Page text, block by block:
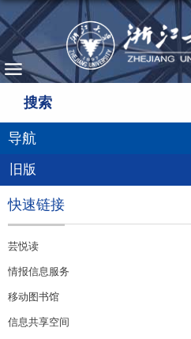
搜索
导航
旧版
快速链接
芸悦读
情报信息服务
移动图书馆
信息共享空间